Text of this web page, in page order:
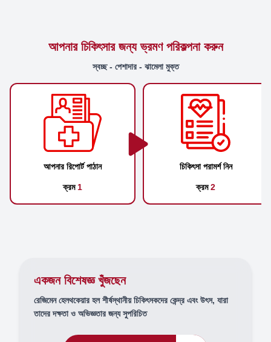
আপনার চিকিৎসার জন্য ভ্রমণ পরিকল্পনা করুন
স্বচ্ছ - পেশাদার - ঝামেলা মুক্ত
আপনার রিপোর্ট পাঠান
ক্রম 1
চিকিৎসা পরামর্শ নিন
ক্রম2
একজন বিশেষজ্ঞ খুঁজছেন
রেজিমেন হেলথকেয়ার হল শীর্ষস্থানীয় চিকিৎসকদের কেন্দ্র এবং উৎস, যারা
তাদের দক্ষতা ও অভিজ্ঞতার জন্য সুপরিচিত